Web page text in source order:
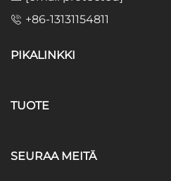
+86-13131154811
PIKALINKKI
TUOTE
SEURAA MEITÄ